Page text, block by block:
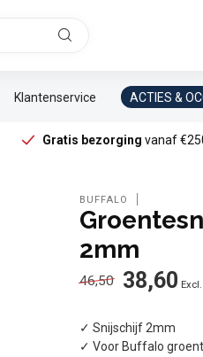
Klantenservice ACTIES &
Gratis bezorging vanaf
BUFFALO
2mm
46,50 38,60
✓ Snijschijf 2mm
✓ Voor Buffalo